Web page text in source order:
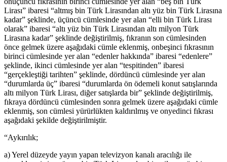
Lirası” ibaresi “altmış bin Türk Lirasından altı yüz bin Türk Lirasına
kadar” şeklinde, üçüncü cümlesinde yer alan “elli bin Türk Lirası
olarak” ibaresi “altı yüz bin Türk Lirasından altı milyon Türk
Lirasına kadar” şeklinde değiştirilmiş, fıkranın son cümlesinden
önce gelmek üzere aşağıdaki cümle eklenmiş, onbeşinci fıkrasının
birinci cümlesinde yer alan “edenler hakkında” ibaresi “edenlere”
şeklinde, ikinci cümlesinde yer alan “tespitinden” ibaresi
“gerçekleştiği tarihten” şeklinde, dördüncü cümlesinde yer alan
“durumlarda üç” ibaresi “durumlarda ön ödemeli konut satışlarında
altı milyon Türk Lirası, diğer satışlarda bir” şeklinde değiştirilmiş,
fıkraya dördüncü cümlesinden sonra gelmek üzere aşağıdaki cümle
eklenmiş, son cümlesi yürürlükten kaldırılmış ve onyedinci fıkrası
aşağıdaki şekilde değiştirilmiştir.
“Aykırılık;
a) Yerel düzeyde yayın yapan televizyon kanalı aracılığı ile